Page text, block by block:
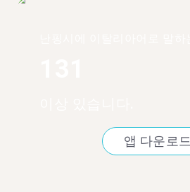
앱 다운로드